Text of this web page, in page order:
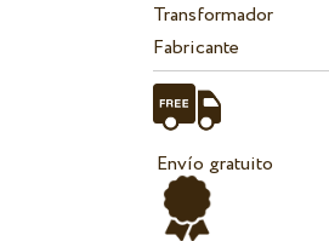
Transformador
Fabricante
Envío gratuito